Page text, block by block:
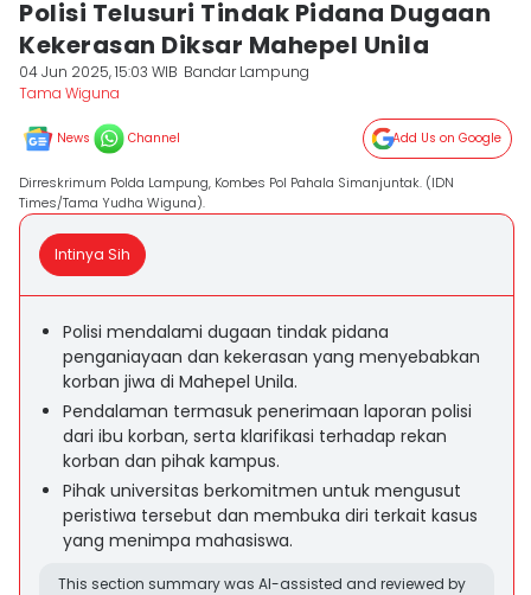
Polisi Telusuri Tindak Pidana Dugaan
Kekerasan Diksar Mahepel Unila
04 Jun 2025, 15:03 WIB Bandar Lampung
Tama Wiguna
News Channel Add Us on Google
Dirreskrimum Polda Lampung, Kombes Pol Pahala Simanjuntak. (IDN
Times/Tama Yudha Wiguna).
Intinya Sih
Polisi mendalami dugaan tindak pidana
penganiayaan dan kekerasan yang menyebabkan
korban jiwa di Mahepel Unila.
Pendalaman termasuk penerimaan laporan polisi
dari ibu korban, serta klarifikasi terhadap rekan
korban dan pihak kampus.
Pihak universitas berkomitmen untuk mengusut
peristiwa tersebut dan membuka diri terkait kasus
yang menimpa mahasiswa.
This section summary was AI-assisted and reviewed by